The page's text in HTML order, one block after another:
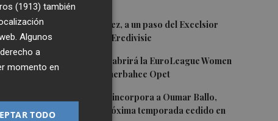
2
Mario Domínguez, a un paso del Excelsior
Róterdam de la Eredivisie
3 Valencia Basket abrirá la EuroLeague Women
en casa ante Fenerbahce Opet
4 Valencia Basket incorpora a Oumar Ballo,
que jugará la próxima temporada cedido en
(1913) también
Algunos
a
momento en
TODO